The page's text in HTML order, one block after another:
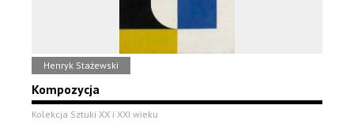
Henryk Stażewski
Kompozycja
Kolekcja Sztuki XX i XXI wieku